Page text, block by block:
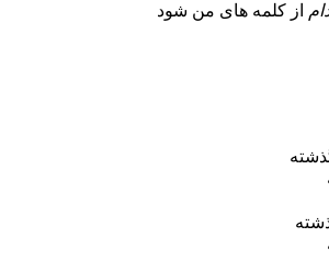
از کلمه های من شود